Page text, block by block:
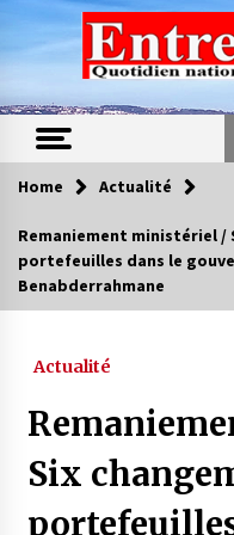
content
Contes de chez
Quand la
Oum el
4 ans
Home Actualité
Remaniement ministériel /
portefeuilles dans le
Benabderrahmane
Actualité
Six